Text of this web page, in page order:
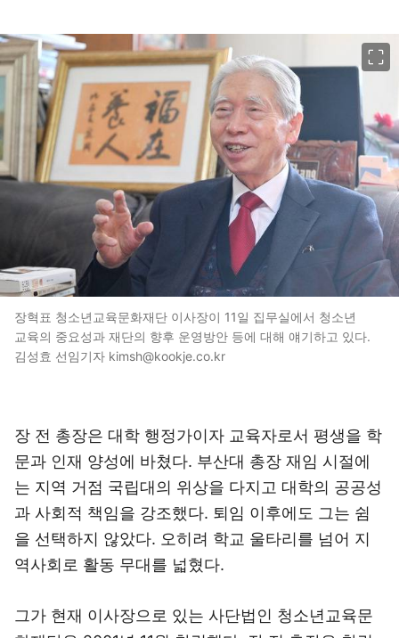
장혁표 청소년교육문화재단 이사장이 11일 집무실에서 청소년
교육의 중요성과 재단의 향후 운영방안 등에 대해 얘기하고 있다.
김성효 선임기자 kimsh@kookje.co.kr
장 전 총장은 대학 행정가이자 교육자로서 평생을 학
문과 인재 양성에 바쳤다. 부산대 총장 재임 시절에
는 지역 거점 국립대의 위상을 다지고 대학의 공공성
과 사회적 책임을 강조했다. 퇴임 이후에도 그는 쉼
을 선택하지 않았다. 오히려 학교 울타리를 넘어 지
역사회로 활동 무대를 넓혔다.
그가 현재 이사장으로 있는 사단법인 청소년교육문